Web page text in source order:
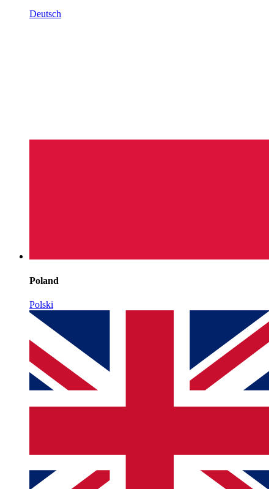
Deutsch
Poland
Polski